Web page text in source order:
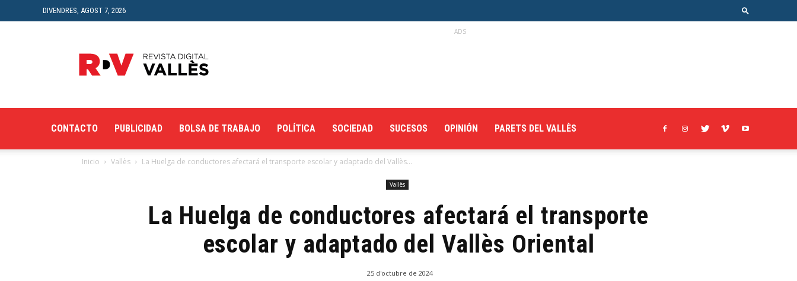
DIVENDRES, AGOST 7, 2026
Digital
del
ADS
CONTACTO PUBLICIDAD BOLSA DE TRABAJO POLÍTICA SOCIEDAD SUCESOS OPINIÓN PARETS DEL VALLÈS
Inicio Vallès La Huelga de conductores afectará el transporte escolar y adaptado del Vallès...
Vallès
La Huelga de conductores afectará el transporte
escolar y adaptado del Vallès Oriental
25 d'octubre de 2024